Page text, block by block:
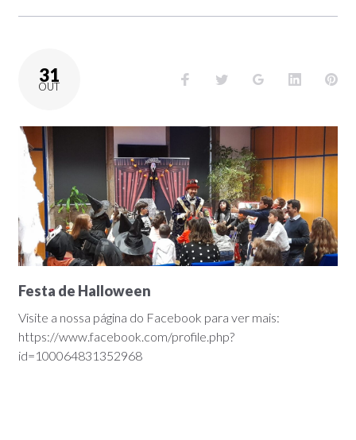
31
OUT
Festa de Halloween
Visite a nossa página do Facebook para ver mais:
https://www.facebook.com/profile.php?
id=100064831352968